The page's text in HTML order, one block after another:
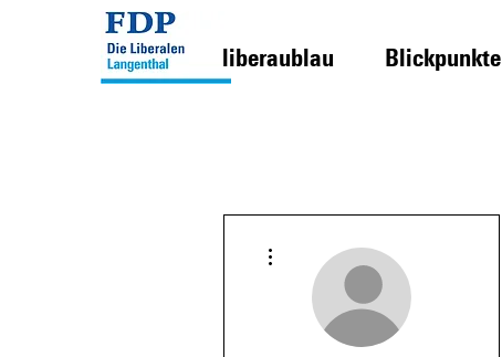
liberaublau Blickpunkte